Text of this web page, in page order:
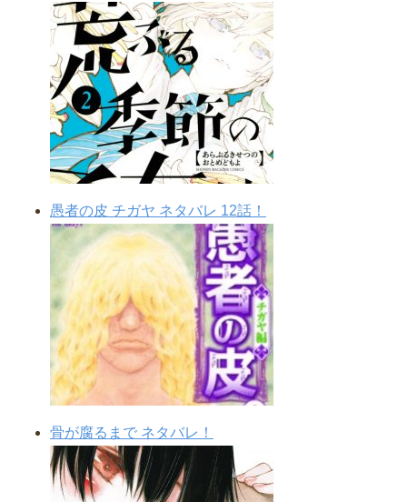
愚者の皮 チガヤ ネタバレ 12話！
骨が腐るまで ネタバレ！